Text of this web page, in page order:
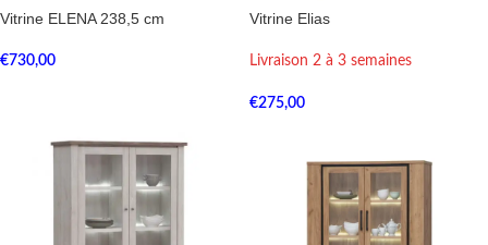
Vitrine ELENA 238,5 cm
€730,00
Vitrine Elias
Livraison 2 à 3 semaines
€275,00